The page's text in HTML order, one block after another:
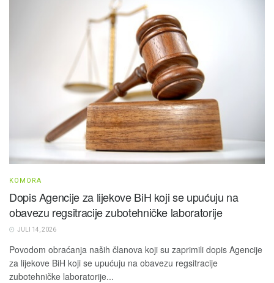
KOMORA
Dopis Agencije za lijekove BiH koji se upućuju na
obavezu regsitracije zubotehničke laboratorije
JULI 14, 2026
Povodom obraćanja naših članova koji su zaprimili dopis Agencije
za lijekove BiH koji se upućuju na obavezu regsitracije
zubotehničke laboratorije...